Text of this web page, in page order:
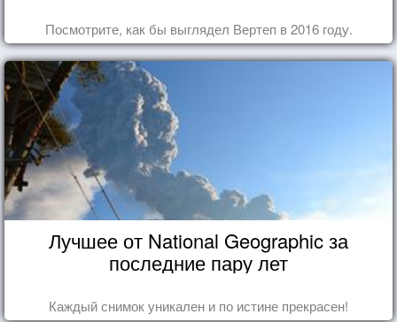
Посмотрите, как бы выглядел Вертеп в 2016 году.
Лучшее от National Geographic за
последние пару лет
Каждый снимок уникален и по истине прекрасен!